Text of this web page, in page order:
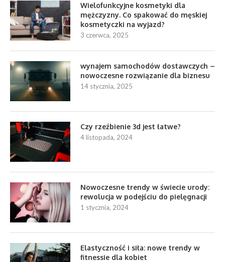
Wielofunkcyjne kosmetyki dla
mężczyzny. Co spakować do męskiej
kosmetyczki na wyjazd?
3 czerwca, 2025
wynajem samochodów dostawczych –
nowoczesne rozwiązanie dla biznesu
14 stycznia, 2025
Czy rzeźbienie 3d jest łatwe?
4 listopada, 2024
Nowoczesne trendy w świecie urody:
rewolucja w podejściu do pielęgnacji
1 stycznia, 2024
Elastyczność i siła: nowe trendy w
fitnessie dla kobiet